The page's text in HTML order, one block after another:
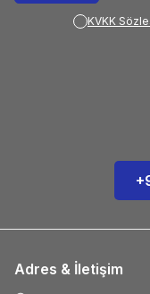
KVKK
Adres & İletişim